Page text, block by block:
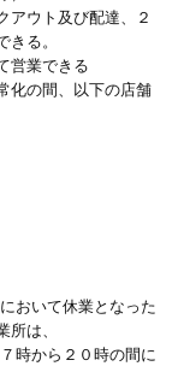
アウト及び配達、２
る。
営業できる
化の間、以下の店舗
おいて休業となった
は、
時から２０時の間に